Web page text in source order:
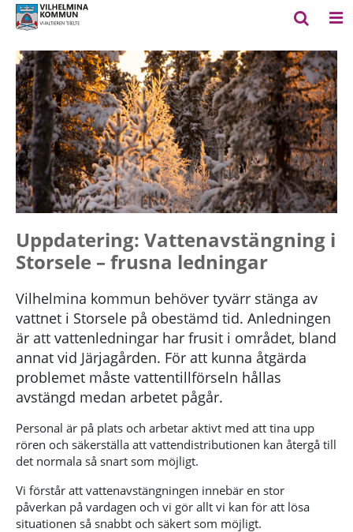
Uppdatering: Vattenavstängning i
Storsele – frusna ledningar
Vilhelmina kommun behöver tyvärr stänga av
vattnet i Storsele på obestämd tid. Anledningen
är att vattenledningar har frusit i området, bland
annat vid Järjagården. För att kunna åtgärda
problemet måste vattentillförseln hållas
avstängd medan arbetet pågår.
Personal är på plats och arbetar aktivt med att tina upp
rören och säkerställa att vattendistributionen kan återgå till
det normala så snart som möjligt.
Vi förstår att vattenavstängningen innebär en stor
påverkan på vardagen och vi gör allt vi kan för att lösa
situationen så snabbt och säkert som möjligt.